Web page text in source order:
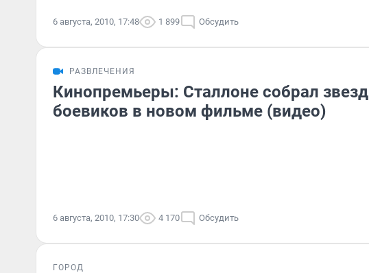
6 августа, 2010, 17:48 1 899 Обсудить
РАЗВЛЕЧЕНИЯ
Кинопремьеры: Сталлоне собрал звезд
боевиков в новом фильме (видео)
6 августа, 2010, 17:30 4 170 Обсудить
ГОРОД